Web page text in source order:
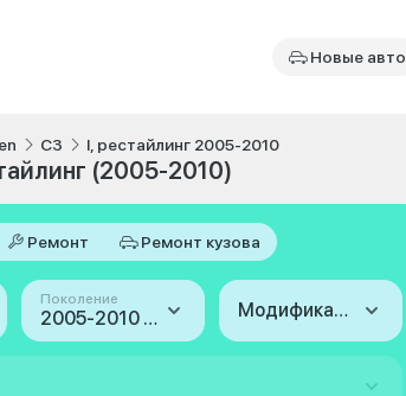
Новые авто
C3 I, рестайлинг 2005-2010
(2005-2010)
Ремонт Ремонт кузова
Поколение
2005-2010 (I, рестайлинг) Модификация